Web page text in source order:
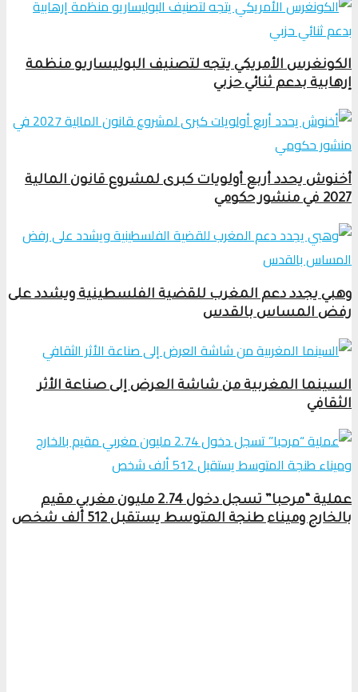
الكونغرس الأمريكي يتجه لتصنيف البوليساريو منظمة
إرهابية بدعم ثنائي حزبي
أخنوش يحدد أربع أولويات كبرى لمشروع قانون المالية
2027 في منشور حكومي
وهبي يجدد دعم المغرب للقضية الفلسطينية ويشدد على
رفض المساس بالقدس
السينما المغربية من شاشة العرض إلى صناعة الأثر
الثقافي
عملية “مرحبا” تسجل دخول 2.74 مليون مغربي مقيم
بالخارج وميناء طنجة المتوسط يستقبل 512 ألف شخص